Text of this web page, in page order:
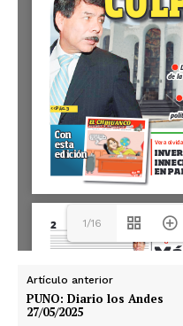
1/16
Artículo anterior
PUNO: Diario los Andes
27/05/2025